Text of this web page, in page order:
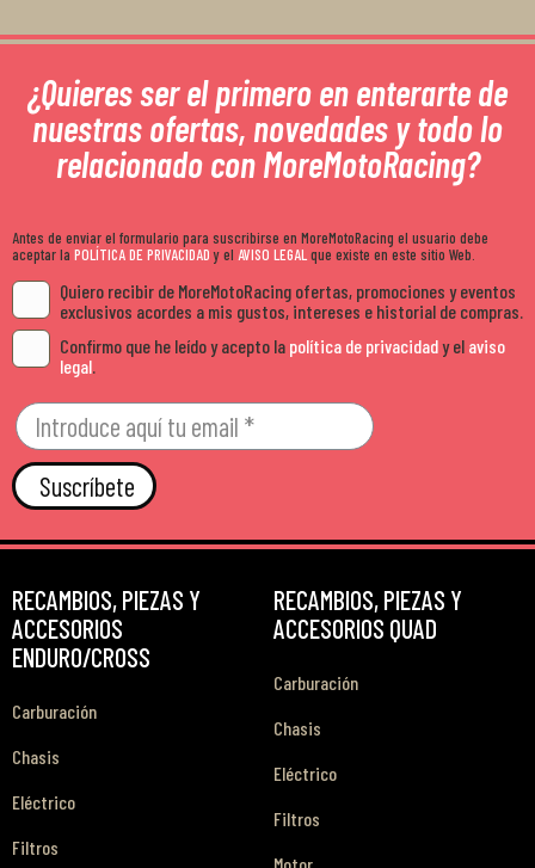
¿Quieres ser el primero en enterarte de
nuestras ofertas, novedades y todo lo
relacionado con MoreMotoRacing?
Antes de enviar el formulario para suscribirse en MoreMotoRacing el usuario debe
aceptar la POLÍTICA DE PRIVACIDADy el AVISO LEGALque existe en este sitio Web.
Quiero recibir de MoreMotoRacing ofertas, promociones y eventos
exclusivos acordes a mis gustos, intereses e historial de compras.
Confirmo que he leído y acepto la política de privacidady el aviso
legal
Suscríbete
RECAMBIOS, PIEZAS Y
ACCESORIOS
ENDURO/CROSS
Carburación
Chasis
Eléctrico
Filtros
RECAMBIOS, PIEZAS Y
ACCESORIOS QUAD
Carburación
Chasis
Eléctrico
Filtros
Motor